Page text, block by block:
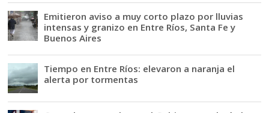
Emitieron aviso a muy corto plazo por lluvias
intensas y granizo en Entre Ríos, Santa Fe y
Buenos Aires
Tiempo en Entre Ríos: elevaron a naranja el
alerta por tormentas